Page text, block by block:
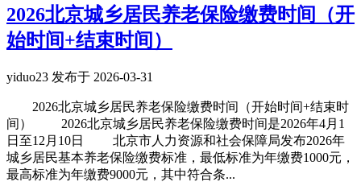
2026北京城乡居民养老保险缴费时间（开
始时间+结束时间）
yiduo23 发布于 2026-03-31
2026北京城乡居民养老保险缴费时间（开始时间+结束时
间） 2026北京城乡居民养老保险缴费时间是2026年4月1
日至12月10日 北京市人力资源和社会保障局发布2026年
城乡居民基本养老保险缴费标准，最低标准为年缴费1000元，
最高标准为年缴费9000元，其中符合条...